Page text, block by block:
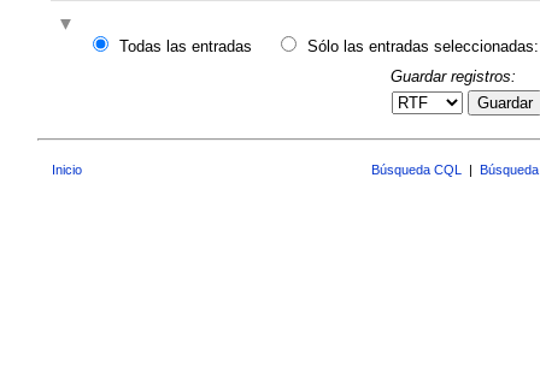
Todas las entradas
Sólo las entradas seleccionadas:
Guardar registros:
Guardar
Inicio Búsqueda CQL